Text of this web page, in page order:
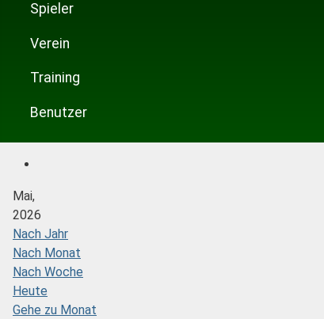
Spieler
Verein
Training
Benutzer
Mai,
2026
Nach Jahr
Nach Monat
Nach Woche
Heute
Gehe zu Monat